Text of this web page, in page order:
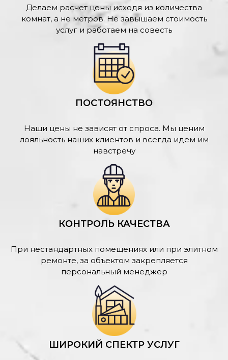
Делаем расчет цены исходя из количества
комнат, а не метров. Не завышаем стоимость
услуг и работаем на совесть
ПОСТОЯНСТВО
Наши цены не зависят от спроса. Мы ценим
лояльность наших клиентов и всегда идем им
навстречу
КОНТРОЛЬ КАЧЕСТВА
При нестандартных помещениях или при элитном
ремонте, за объектом закрепляется
персональный менеджер
ШИРОКИЙ СПЕКТР УСЛУГ